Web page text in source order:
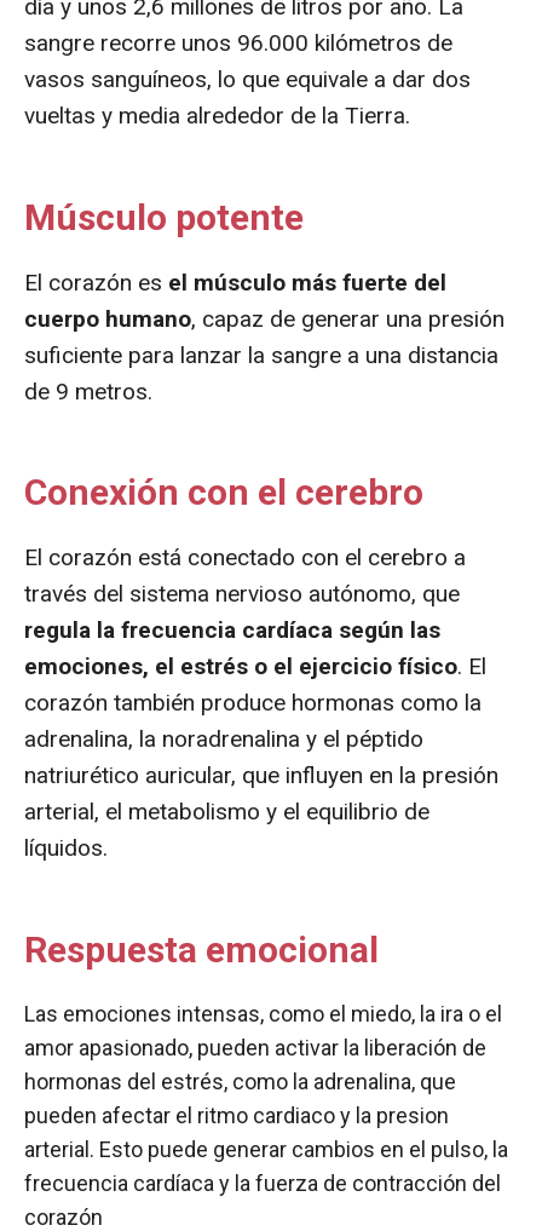
día y unos 2,6 millones de litros por año. La
sangre recorre unos 96.000 kilómetros de
vasos sanguíneos, lo que equivale a dar dos
vueltas y media alrededor de la Tierra.
Músculo potente
El corazón es el músculo más fuerte del
cuerpo humano, capaz de generar una presión
suficiente para lanzar la sangre a una distancia
de 9 metros.
Conexión con el cerebro
El corazón está conectado con el cerebro a
través del sistema nervioso autónomo, que
regula la frecuencia cardíaca según las
emociones, el estrés o el ejercicio físico. El
corazón también produce hormonas como la
adrenalina, la noradrenalina y el péptido
natriurético auricular, que influyen en la presión
arterial, el metabolismo y el equilibrio de
líquidos.
Respuesta emocional
Las emociones intensas, como el miedo, la ira o el
amor apasionado, pueden activar la liberación de
hormonas del estrés, como la adrenalina, que
pueden afectar el ritmo cardiaco y la presion
arterial. Esto puede generar cambios en el pulso, la
frecuencia cardíaca y la fuerza de contracción del
corazón